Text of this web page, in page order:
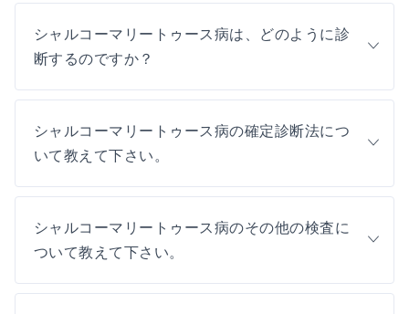
シャルコーマリートゥース病は、どのように診
断するのですか？
シャルコーマリートゥース病の確定診断法につ
いて教えて下さい。
シャルコーマリートゥース病のその他の検査に
ついて教えて下さい。